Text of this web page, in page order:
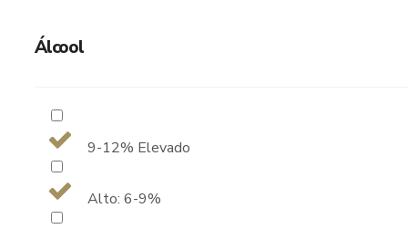
Álcool
9-12% Elevado
Alto: 6-9%